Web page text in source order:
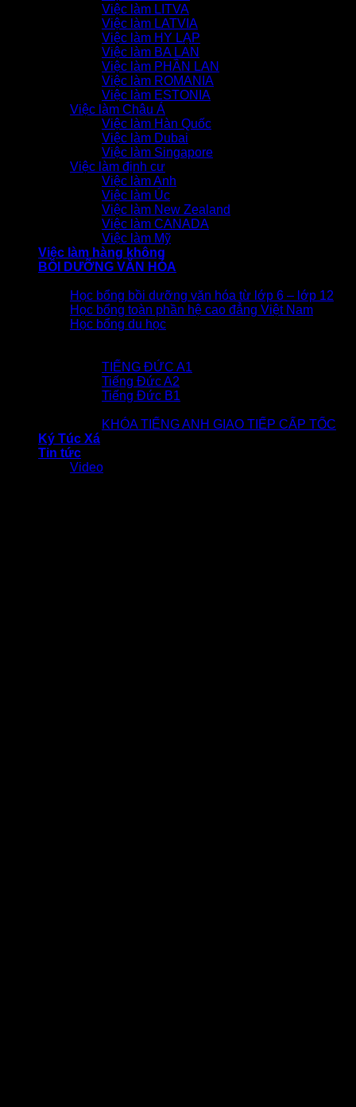
Việc làm LITVA
Việc làm LATVIA
Việc làm HY LẠP
Việc làm BA LAN
Việc làm PHẦN LAN
Việc làm ROMANIA
Việc làm ESTONIA
Việc làm Châu Á
Việc làm Hàn Quốc
Việc làm Dubai
Việc làm Singapore
Việc làm định cư
Việc làm Anh
Việc làm Úc
Việc làm New Zealand
Việc làm CANADA
Việc làm Mỹ
Việc làm hàng không
BỒI DƯỠNG VĂN HÓA
Học bổng bồi dưỡng văn hóa từ lớp 6 – lớp 12
Học bổng toàn phần hệ cao đẳng Việt Nam
Học bổng du học
TIẾNG ĐỨC A1
Tiếng Đức A2
Tiếng Đức B1
KHÓA TIẾNG ANH GIAO TIẾP CẤP TỐC
Ký Túc Xá
Tin tức
Video